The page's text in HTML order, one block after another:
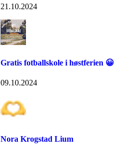
21.10.2024
Gratis fotballskole i høstferien 😀
09.10.2024
Nora Krogstad Lium